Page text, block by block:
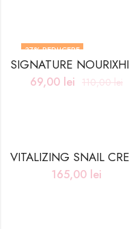
37% REDUCERE
STOC INDISPONIBIL
69,00 lei 110,00lei
165,00 lei